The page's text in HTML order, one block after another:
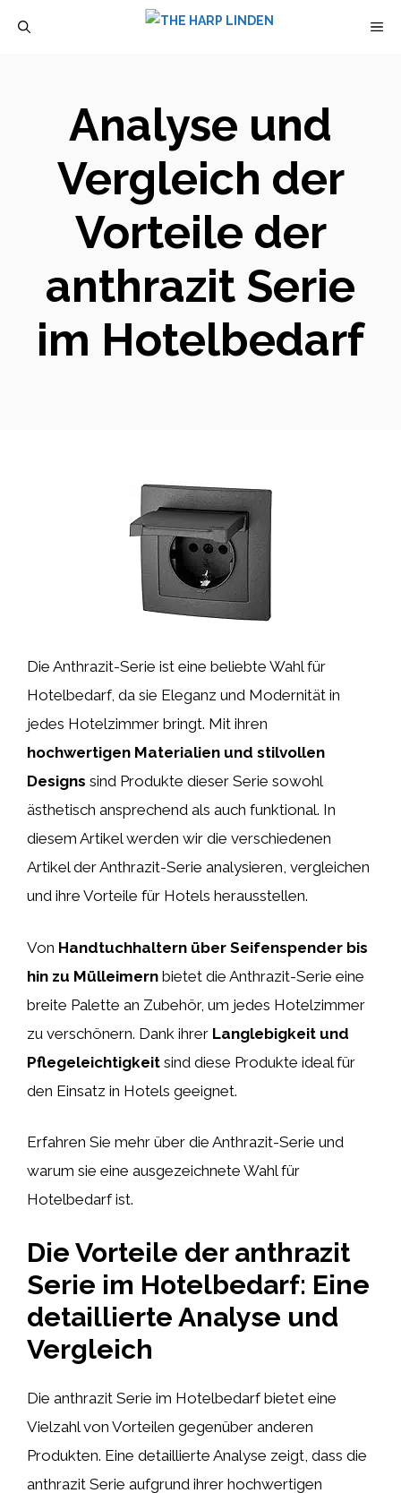
Analyse und
Vergleich der
Vorteile der
anthrazit Serie
im Hotelbedarf
Die Anthrazit-Serie ist eine beliebte Wahl für
Hotelbedarf, da sie Eleganz und Modernität in
jedes Hotelzimmer bringt. Mit ihren
hochwertigen Materialien und stilvollen
Designs sind Produkte dieser Serie sowohl
ästhetisch ansprechend als auch funktional. In
diesem Artikel werden wir die verschiedenen
Artikel der Anthrazit-Serie analysieren, vergleichen
und ihre Vorteile für Hotels herausstellen.
Von Handtuchhaltern über Seifenspender bis
hin zu Mülleimern bietet die Anthrazit-Serie eine
breite Palette an Zubehör, um jedes Hotelzimmer
zu verschönern. Dank ihrer Langlebigkeit und
Pflegeleichtigkeit sind diese Produkte ideal für
den Einsatz in Hotels geeignet.
Erfahren Sie mehr über die Anthrazit-Serie und
warum sie eine ausgezeichnete Wahl für
Hotelbedarf ist.
Die Vorteile der anthrazit
Serie im Hotelbedarf: Eine
detaillierte Analyse und
Vergleich
Die anthrazit Serie im Hotelbedarf bietet eine
Vielzahl von Vorteilen gegenüber anderen
Produkten. Eine detaillierte Analyse zeigt, dass die
anthrazit Serie aufgrund ihrer hochwertigen